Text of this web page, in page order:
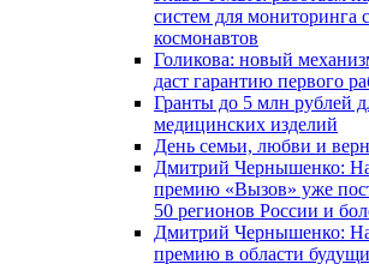
систем для мониторинга
космонавтов
Голикова: новый
даст гарантию первого
Гранты до 5 млн рублей
медицинских изделий
День семьи, любви и
Дмитрий Чернышенко:
премию «Вызов» уже
50 регионов России и
Дмитрий Чернышенко:
премию в области